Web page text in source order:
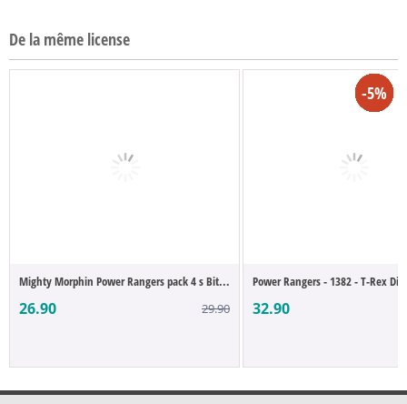
De la même license
-10%
Mighty Morphin Power Rangers pack 4 s Bit...
26.90 29.90
Power Rangers - 1382 - T-Rex
32.90
-4%
-4%
-4%
-4%
-4%
-25%
-25%
-5%
-5%
-5%
-25%
-5%
-25%
-5%